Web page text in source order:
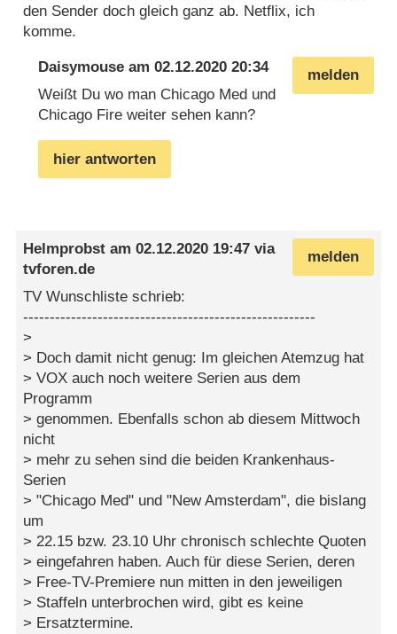
den Sender doch gleich ganz ab. Netflix, ich
komme.
melden
Daisymouse am02.12.2020 20:34
Weißt Du wo man Chicago Med und
Chicago Fire weiter sehen kann?
hier antworten
melden
Helmprobst am02.12.2020 19:47 via
tvforen.de
TV Wunschliste schrieb:
-------------------------------------------------------
>
> Doch damit nicht genug: Im gleichen Atemzug hat
> VOX auch noch weitere Serien aus dem
Programm
> genommen. Ebenfalls schon ab diesem Mittwoch
nicht
> mehr zu sehen sind die beiden Krankenhaus-
Serien
> "Chicago Med" und "New Amsterdam", die bislang
um
> 22.15 bzw. 23.10 Uhr chronisch schlechte Quoten
> eingefahren haben. Auch für diese Serien, deren
> Free-TV-Premiere nun mitten in den jeweiligen
> Staffeln unterbrochen wird, gibt es keine
> Ersatztermine.